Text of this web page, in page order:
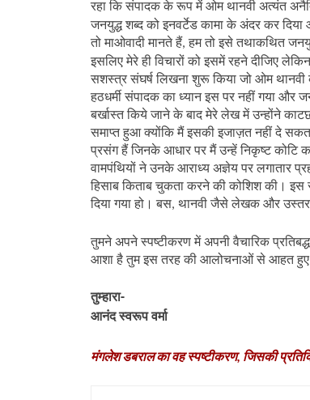
रहा कि संपादक के रूप में ओम थानवी अत्यंत
जनयुद्ध शब्द को इनवर्टेड कामा के अंदर कर
तो माओवादी मानते हैं,हम तो इसे तथाकथित
इसलिए मेरे ही विचारों को इसमें रहने दीजिए
सशस्त्र संघर्ष लिखना शुरू किया जो ओम
हठधर्मी संपादक का ध्यान इस पर नहीं गया और
बर्खास्त किये जाने के बाद मेरे लेख में उन्होंने
समाप्त हुआ क्योंकि मैं इसकी इजाज़त नहीं दे
प्रसंग हैं जिनके आधार पर मैं उन्हें निकृष्ट कोटि
वामपंथियों ने उनके आराध्य अज्ञेय पर लगातार
हिसाब किताब चुकता करने की कोशिश की।
दिया गया हो। बस, थानवी जैसे लेखक और
तुमने अपने स्पष्टीकरण में अपनी वैचारिक
आशा है तुम इस तरह की आलोचनाओं से आहत हुए
तुम्हारा-
आनंद स्वरूप वर्मा
मंगलेश डबराल का व‍ह स्‍पष्‍टीकरण, जिसकी